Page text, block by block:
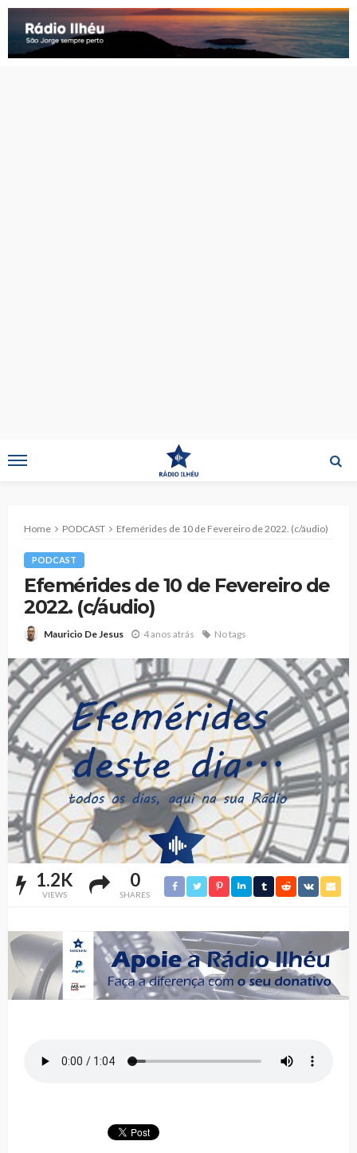
Home PODCAST Efemérides de 10 de Fevereiro de 2022. (c/áudio)
PODCAST
Efemérides de 10 de Fevereiro de
2022. (c/áudio)
Mauricio De Jesus 4 anos atrás No tags
1.2K
VIEWS
0
SHARES